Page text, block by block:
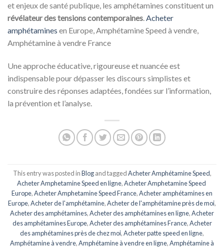
et enjeux de santé publique, les amphétamines constituent un
révélateur des tensions contemporaines.Acheter
amphétamines en Europe, Amphétamine Speed ​​​​à vendre,
Amphétamine à vendre France
Une approche éducative, rigoureuse et nuancée est
indispensable pour dépasser les discours simplistes et
construire des réponses adaptées, fondées sur l’information,
la prévention et l’analyse.
This entry was posted inBlogand taggedAcheter Amphétamine Speed,
Acheter Amphetamine Speed ​​​​en ligne,Acheter Amphetamine Speed ​​​​
Europe,Acheter Amphetamine Speed ​​​​France,Acheter amphétamines en
Europe,Acheter de l'amphétamine,Acheter de l'amphétamine près de moi,
Acheter des amphétamines,Acheter des amphétamines en ligne,Acheter
des amphétamines Europe,Acheter des amphétamines France,Acheter
des amphétamines près de chez moi,Acheter patte speed en ligne,
Amphétamine à vendre,Amphétamine à vendre en ligne,Amphétamine à